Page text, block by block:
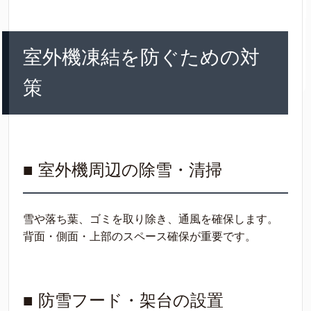
室外機凍結を防ぐための対
策
■ 室外機周辺の除雪・清掃
雪や落ち葉、ゴミを取り除き、通風を確保します。
背面・側面・上部のスペース確保が重要です。
■ 防雪フード・架台の設置